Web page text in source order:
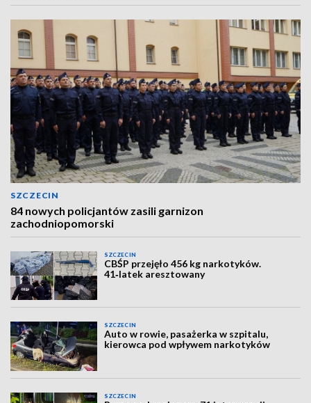
SZCZECIN
84 nowych policjantów zasili garnizon
zachodniopomorski
SZCZECIN
CBŚP przejęło 456 kg narkotyków.
41‑latek aresztowany
SZCZECIN
Auto w rowie, pasażerka w szpitalu,
kierowca pod wpływem narkotyków
SZCZECIN